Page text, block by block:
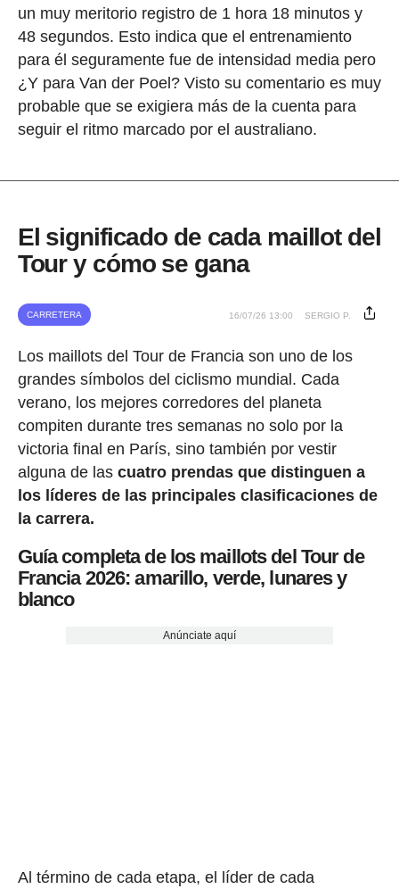
un muy meritorio registro de 1 hora 18 minutos y
48 segundos. Esto indica que el entrenamiento
para él seguramente fue de intensidad media pero
¿Y para Van der Poel? Visto su comentario es muy
probable que se exigiera más de la cuenta para
seguir el ritmo marcado por el australiano.
El significado de cada maillot del
Tour y cómo se gana
CARRETERA 16/07/26 13:00 SERGIO P.
Los maillots del Tour de Francia son uno de los
grandes símbolos del ciclismo mundial. Cada
verano, los mejores corredores del planeta
compiten durante tres semanas no solo por la
victoria final en París, sino también por vestir
alguna de las cuatro prendas que distinguen a
los líderes de las principales clasificaciones de
la carrera.
Guía completa de los maillots del Tour de
Francia 2026: amarillo, verde, lunares y
blanco
Anúnciate aquí
Al término de cada etapa, el líder de cada